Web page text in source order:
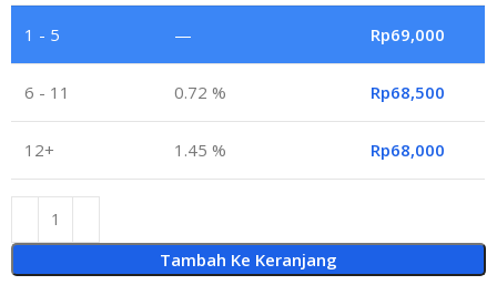
1 - 5 — Rp69,000
6 - 11 0.72 % Rp68,500
12+ 1.45 % Rp68,000
Tambah Ke Keranjang